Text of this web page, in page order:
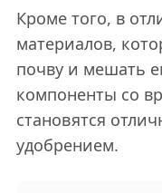
Кроме того, в
материалов,
почву и мешать
компоненты со
становятся
удобрением.